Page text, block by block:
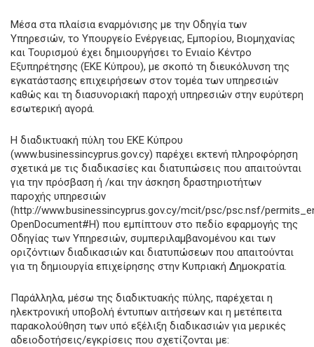
Μέσα στα πλαίσια εναρμόνισης με την Οδηγία των
Υπηρεσιών, το Υπουργείο Ενέργειας, Εμπορίου, Βιομηχανίας
και Τουρισμού έχει δημιουργήσει το Ενιαίο Κέντρο
Εξυπηρέτησης (ΕΚΕ Κύπρου), με σκοπό τη διευκόλυνση της
εγκατάστασης επιχειρήσεων στον τομέα των υπηρεσιών
καθώς και τη διασυνοριακή παροχή υπηρεσιών στην ευρύτερη
εσωτερική αγορά.
Η διαδικτυακή πύλη του ΕΚΕ Κύπρου
(www.businessincyprus.gov.cy) παρέχει εκτενή πληροφόρηση
σχετικά με τις διαδικασίες και διατυπώσεις που απαιτούνται
για την πρόσβαση ή /και την άσκηση δραστηριοτήτων
παροχής υπηρεσιών
(http://www.businessincyprus.gov.cy/mcit/psc/psc.nsf/
OpenDocument#H) που εμπίπτουν στο πεδίο εφαρμογής της
Οδηγίας των Υπηρεσιών, συμπεριλαμβανομένου και των
οριζόντιων διαδικασιών και διατυπώσεων που απαιτούνται
για τη δημιουργία επιχείρησης στην Κυπριακή Δημοκρατία.
Παράλληλα, μέσω της διαδικτυακής πύλης, παρέχεται η
ηλεκτρονική υποβολή έντυπων αιτήσεων και η μετέπειτα
παρακολούθηση των υπό εξέλιξη διαδικασιών για μερικές
αδειοδοτήσεις/εγκρίσεις που σχετίζονται με: